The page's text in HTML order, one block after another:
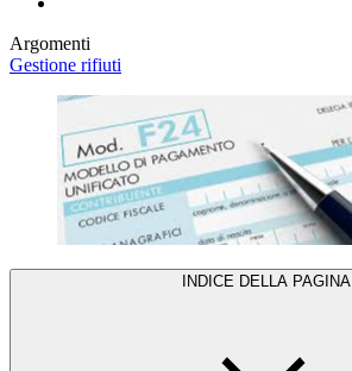
Argomenti
Gestione rifiuti
INDICE DELLA PAGINA